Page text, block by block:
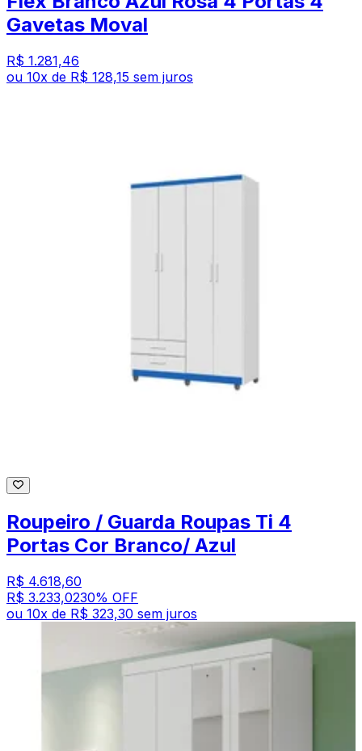
Gavetas Moval
R$ 1.281,46
ou 10x de R$ 128,15 sem juros
Roupeiro / Guarda Roupas Ti 4
Portas Cor Branco/ Azul
R$ 4.618,60
R$ 3.233,0230% OFF
ou 10x de R$ 323,30 sem juros